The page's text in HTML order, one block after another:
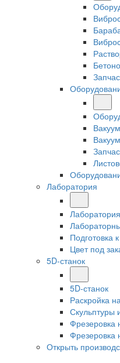
Лаборатория
Лаборатория
Подготовка
Цвет под
5D-станок
5D-станок
Раскройка
Скульптуры
Фрезеровка
Фрезеровка
Открыть